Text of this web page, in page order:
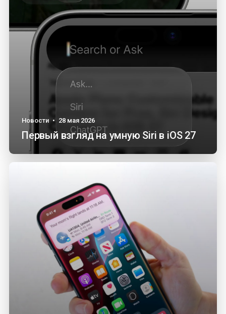
Новости • 28 мая 2026
Первый взгляд на умную Siri в iOS 27